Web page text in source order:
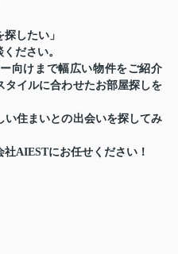
したい」
ださい。
向けまで幅広い物件をご紹介
タイルに合わせたお部屋探しを
い住まいとの出会いを探してみ
AIESTにお任せください！